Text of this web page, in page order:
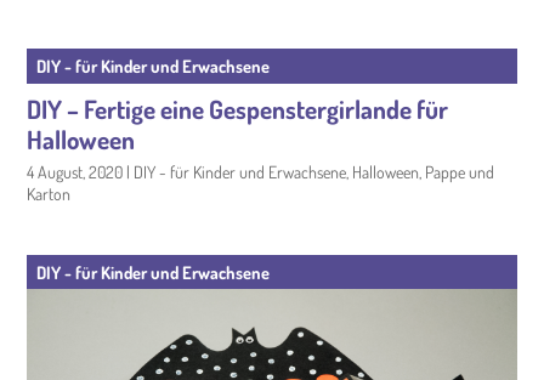
DIY - für Kinder und Erwachsene
DIY – Fertige eine Gespenstergirlande für
Halloween
4 August, 2020 | DIY - für Kinder und Erwachsene, Halloween, Pappe und
Karton
DIY - für Kinder und Erwachsene